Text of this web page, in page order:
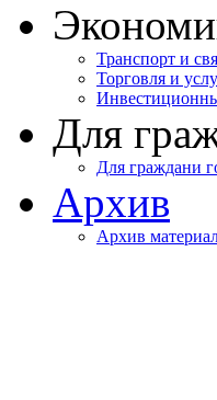
Транспорт и
Торговля и
Для
Для граждани
Архив
Архив